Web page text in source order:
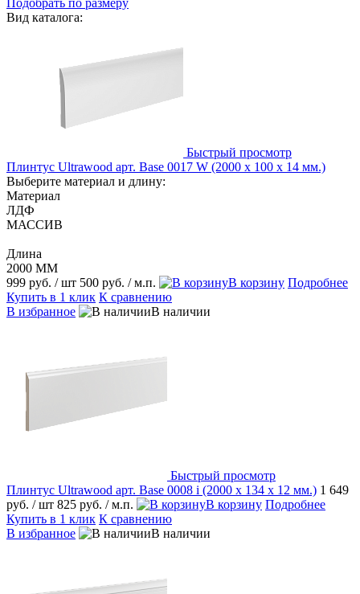
Вид каталога:
Быстрый просмотр
Плинтус Ultrawood арт. Base 0017 W (2000 x 100 x 14 мм.)
Выберите материал и длину:
Материал
ЛДФ
МАССИВ
Длина
2000 ММ
999 руб. / шт 500 руб. / м.п. В корзину Подробнее
Купить в 1 клик К сравнению
В избранное
В наличии
Быстрый просмотр
Плинтус Ultrawood арт. Base 0008 i (2000 x 134 x 12 мм.) 1 649
руб. / шт 825 руб. / м.п. В корзину Подробнее
Купить в 1 клик К сравнению
В избранное
В наличии